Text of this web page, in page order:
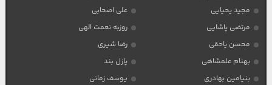
مجید یحیایی
علی اصحابی
مرتضی پاشایی
روزبه نعمت الهی
محسن یاحقی
رضا شیری
بهنام علمشاهی
پازل بند
بنیامین بهادری
یوسف زمانی